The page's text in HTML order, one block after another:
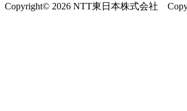
Copyright© 2026 NTT東日本株式会社